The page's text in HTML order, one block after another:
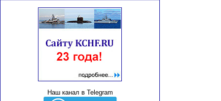
Наш канал в Telegram